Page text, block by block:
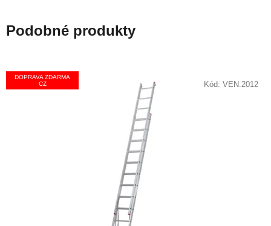
Podobné produkty
DOPRAVA ZDARMA
CZ
Kód: VEN.2012